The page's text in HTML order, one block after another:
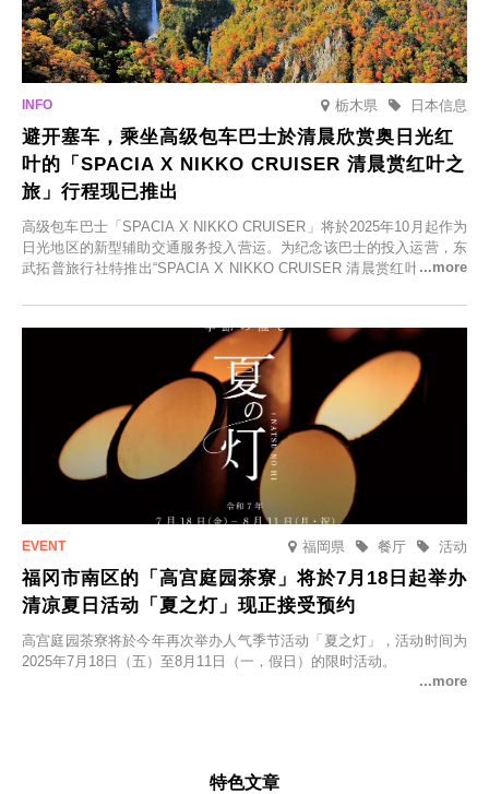
栃木県 日本信息
避开塞车，乘坐高级包车巴士於清晨欣赏奥日光红
叶的「SPACIA X NIKKO CRUISER 清晨赏红叶之
旅」行程现已推出
高级包车巴士「SPACIA X NIKKO CRUISER」将於2025年10月起作为
日光地区的新型辅助交通服务投入营运。为纪念该巴士的投入运营，东
武拓普旅行社特推出“SPACIA X NIKKO CRUISER 清晨赏红叶之旅”，
福岡県 活动
餐厅
福冈市南区的「高宫庭园茶寮」将於7月18日起举办
清凉夏日活动「夏之灯」现正接受预约
高宫庭园茶寮将於今年再次举办人气季节活动「夏之灯」，活动时间为
2025年7月18日（五）至8月11日（一，假日）的限时活动。
特色文章